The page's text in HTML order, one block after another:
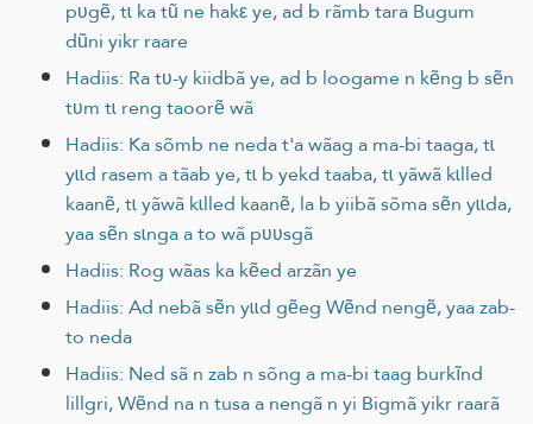
pʋgẽ, tɩ ka tũ ne hakε ye, ad b rãmb tara Bugum
dũni yikr raare
Hadiis: Ra tʋ-y kiidbã ye, ad b loogame n kẽng b sẽn
tʋm tɩ reng taoorẽ wã
Hadiis: Ka sõmb ne neda t'a wãag a ma-bi taaga, tɩ
yɩɩd rasem a tãab ye, tɩ b yekd taaba, tɩ yãwã kɩlled
kaanẽ, tɩ yãwã kɩlled kaanẽ, la b yiibã sõma sẽn yɩɩda,
yaa sẽn sɩnga a to wã pʋʋsgã
Hadiis: Rog wãas ka kẽed arzãn ye
Hadiis: Ad nebã sẽn yɩɩd gẽeg Wẽnd nengẽ, yaa zab-
to neda
Hadiis: Ned sã n zab n sõng a ma-bi taag burkĩnd
lillgri, Wẽnd na n tusa a nengã n yi Bigmã yikr raarã